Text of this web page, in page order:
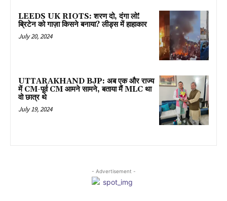
LEEDS UK RIOTS: शरण दो, दंगा लो!
ब्रिटेन को गाज़ा किसने बनाया? लीड्स में हाहाकार
July 20, 2024
UTTARAKHAND BJP: अब एक और राज्य
में CM-पूर्व CM आमने सामने, बताया मैं MLC था
वो छात्र थे
July 19, 2024
- Advertisement -